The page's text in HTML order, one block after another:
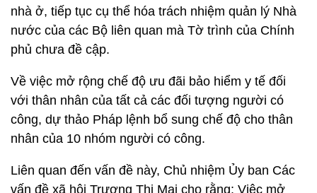
nhà ở, tiếp tục cụ thể hóa trách nhiệm quản lý Nhà
nước của các Bộ liên quan mà Tờ trình của Chính
phủ chưa đề cập.
Về việc mở rộng chế độ ưu đãi bảo hiểm y tế đối
với thân nhân của tất cả các đối tượng người có
công, dự thảo Pháp lệnh bổ sung chế độ cho thân
nhân của 10 nhóm người có công.
Liên quan đến vấn đề này, Chủ nhiệm Ủy ban Các
vấn đề xã hội Trương Thị Mai cho rằng: Việc mở